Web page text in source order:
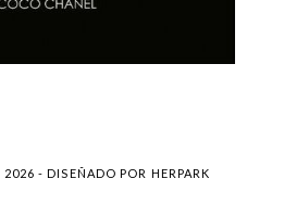
2026 - DISEÑADO POR HERPARK